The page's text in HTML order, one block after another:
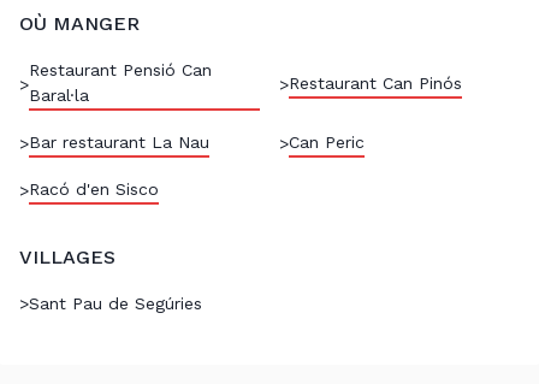
OÙ MANGER
>
Restaurant Pensió Can
Baral·la
>Restaurant Can Pinós
>Bar restaurant La Nau >Can Peric
>Racó d'en Sisco
VILLAGES
>Sant Pau de Segúries